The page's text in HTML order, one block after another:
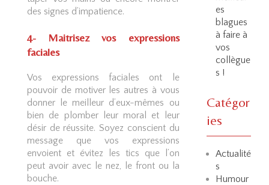
des signes d’impatience.
4- Maitrisez vos expressions
faciales
Vos expressions faciales ont le
pouvoir de motiver les autres à vous
donner le meilleur d’eux-mêmes ou
bien de plomber leur moral et leur
désir de réussite. Soyez conscient du
message que vos expressions
envoient et évitez les tics que l’on
peut avoir avec le nez, le front ou la
bouche.
es
blagues
à faire à
vos
collègue
s !
Catégor
ies
Actualité
s
Humour